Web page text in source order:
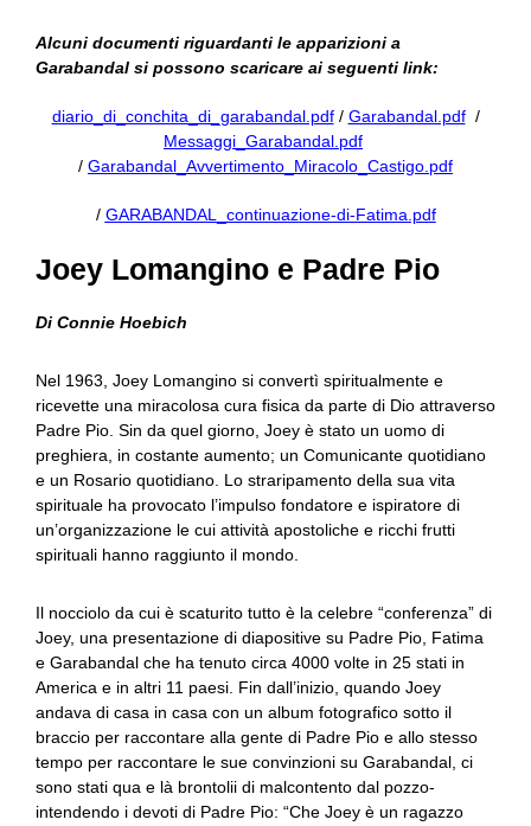
Alcuni documenti riguardanti le apparizioni a
Garabandal si possono scaricare ai seguenti link:
diario_di_conchita_di_garabandal.pdf/ Garabandal.pdf/
Messaggi_Garabandal.pdf
/ Garabandal_Avvertimento_Miracolo_Castigo.pdf
/ GARABANDAL_continuazione-di-Fatima.pdf
Joey Lomangino e Padre Pio
Di Connie Hoebich
Nel 1963, Joey Lomangino si convertì spiritualmente e
ricevette una miracolosa cura fisica da parte di Dio attraverso
Padre Pio. Sin da quel giorno, Joey è stato un uomo di
preghiera, in costante aumento; un Comunicante quotidiano
e un Rosario quotidiano. Lo straripamento della sua vita
spirituale ha provocato l’impulso fondatore e ispiratore di
un’organizzazione le cui attività apostoliche e ricchi frutti
spirituali hanno raggiunto il mondo.
Il nocciolo da cui è scaturito tutto è la celebre “conferenza” di
Joey, una presentazione di diapositive su Padre Pio, Fatima
e Garabandal che ha tenuto circa 4000 volte in 25 stati in
America e in altri 11 paesi. Fin dall’inizio, quando Joey
andava di casa in casa con un album fotografico sotto il
braccio per raccontare alla gente di Padre Pio e allo stesso
tempo per raccontare le sue convinzioni su Garabandal, ci
sono stati qua e là brontolii di malcontento dal pozzo-
intendendo i devoti di Padre Pio: “Che Joey è un ragazzo